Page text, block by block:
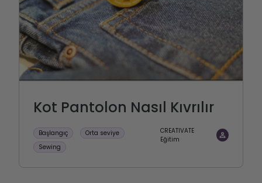
Kot Pantolon Nasıl Kıvrılır
Başlangıç
Orta seviye
Sewing
CREATIVATE
Eğitim